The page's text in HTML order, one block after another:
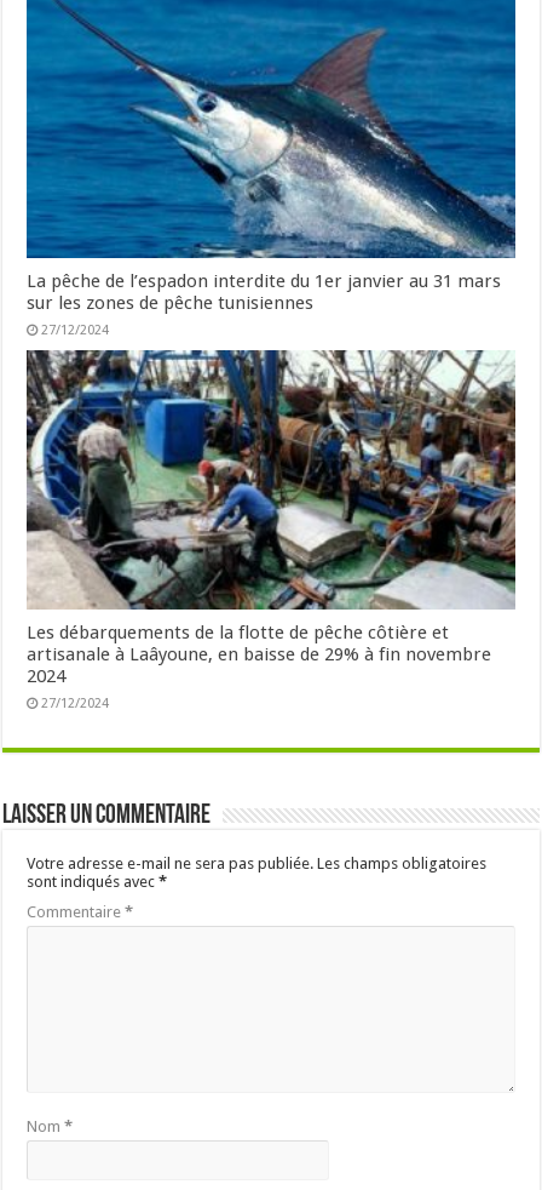
La pêche de l’espadon interdite du 1er janvier au 31 mars
sur les zones de pêche tunisiennes
27/12/2024
Les débarquements de la flotte de pêche côtière et
artisanale à Laâyoune, en baisse de 29% à fin novembre
2024
27/12/2024
Laisser un commentaire
Votre adresse e-mail ne sera pas publiée. Les champs obligatoires
sont indiqués avec*
Commentaire*
Nom*